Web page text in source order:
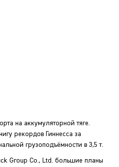
на аккумуляторной тяге.
рекордов Гиннесса за
грузоподъёмности в 3,5 т.
Group Co., Ltd. большие планы